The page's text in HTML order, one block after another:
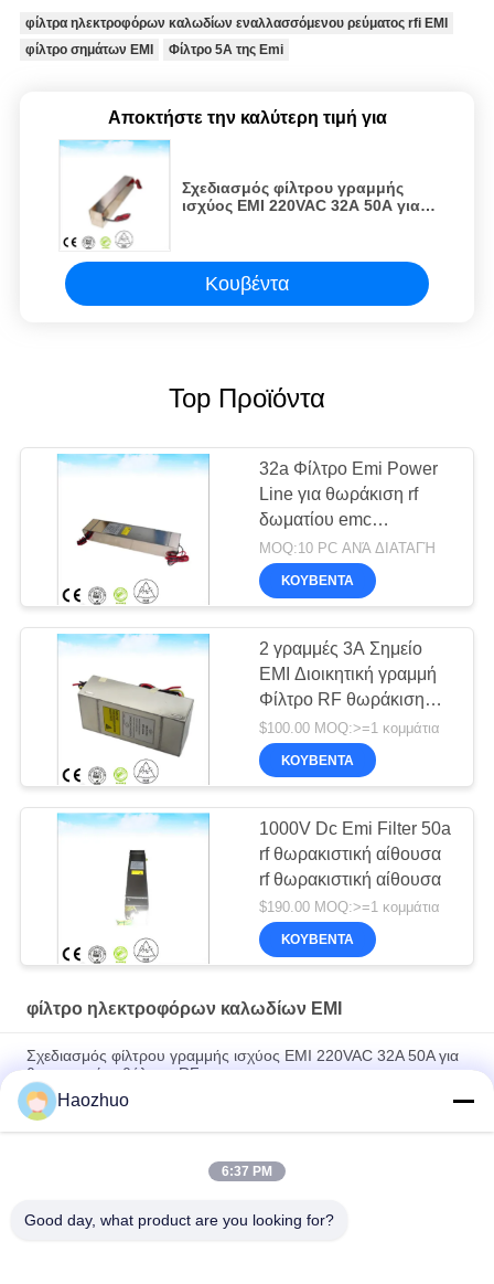
φίλτρα ηλεκτροφόρων καλωδίων εναλλασσόμενου ρεύματος rfi EMI
φίλτρο σημάτων EMI
Φίλτρο 5A της Emi
Αποκτήστε την καλύτερη τιμή για
Σχεδιασμός φίλτρου γραμμής
ισχύος EMI 220VAC 32A 50A για
Κουβέντα
Top Προϊόντα
32a Φίλτρο Emi Power
Line για θωράκιση rf
δωματίου emc
ανηχοϊκός θάλαμος
θαλάμου
MOQ:10 PC ΑΝΆ ΔΙΑΤΑΓΉ
ΚΟΥΒΈΝΤΑ
2 γραμμές 3A Σημείο
EMI Διοικητική γραμμή
Φίλτρο RF θωράκιση
θάλαμος EMC
$100.00 MOQ:>=1 κομμάτια
ΚΟΥΒΈΝΤΑ
1000V Dc Emi Filter 50a
rf θωρακιστική αίθουσα
rf θωρακιστική αίθουσα
$190.00 MOQ:>=1 κομμάτια
ΚΟΥΒΈΝΤΑ
φίλτρο ηλεκτροφόρων καλωδίων EMI
Σχεδιασμός φίλτρου γραμμής ισχύος EMI 220VAC 32A 50A για
θωρακισμένο θάλαμο RF
1p 50 60 Hz 16a 220v Rfi Ac Emi Σωλήνες ηλεκτρικής ενέργειας
Σχεδιασμός φίλτρου Dc Σωλήνες φίλτρου
70A 500VAC EMC EMI Λύσεις φίλτρων γραμμών ηλεκτρικής
Haozhuo
6:37 PM
Good day, what product are you looking for?